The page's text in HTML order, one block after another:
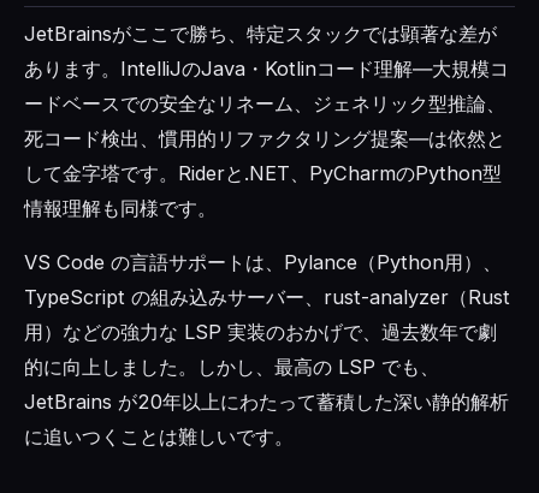
JetBrainsがここで勝ち、特定スタックでは顕著な差が
あります。IntelliJのJava・Kotlinコード理解―大規模コ
ードベースでの安全なリネーム、ジェネリック型推論、
死コード検出、慣用的リファクタリング提案―は依然と
して金字塔です。Riderと.NET、PyCharmのPython型
情報理解も同様です。
VS Code の言語サポートは、Pylance（Python用）、
TypeScript の組み込みサーバー、rust-analyzer（Rust
用）などの強力な LSP 実装のおかげで、過去数年で劇
的に向上しました。しかし、最高の LSP でも、
JetBrains が20年以上にわたって蓄積した深い静的解析
に追いつくことは難しいです。